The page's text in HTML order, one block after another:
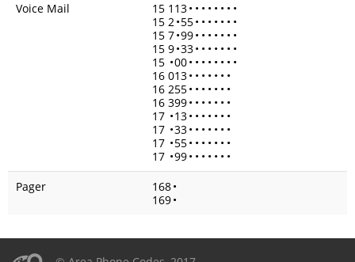
Voice Mail
15 113• • • • • • • •
15 2•55• • • • • • •
15 7•99• • • • • • •
15 9•33• • • • • • •
15 •00• • • • • • • •
16 013• • • • • • •
16 255• • • • • • •
16 399• • • • • • •
17 •13• • • • • • •
17 •33• • • • • • •
17 •55• • • • • • •
17 •99• • • • • • •
Pager
168•
169•